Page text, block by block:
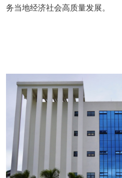
务当地经济社会高质量发展。